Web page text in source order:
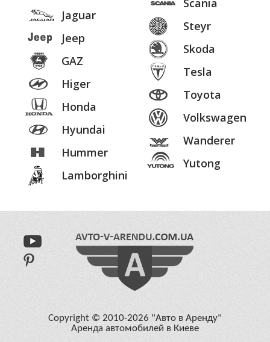
Jaguar
Jeep
GAZ
Higer
Honda
Hyundai
Hummer
Lamborghini
Scania
Steyr
Skoda
Tesla
Toyota
Volkswagen
Wanderer
Yutong
Copyright © 2010-2026 "Авто в Аренду"
Аренда автомобилей в Киеве